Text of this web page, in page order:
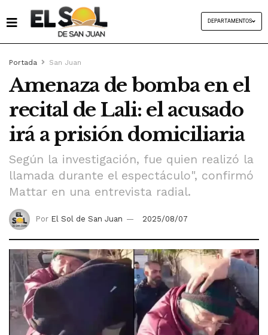
DEPARTAMENTOS
Portada San Juan
Amenaza de bomba en el
recital de Lali: el acusado
irá a prisión domiciliaria
Según la investigación, fue quien realizó la
llamada durante el espectáculo", confirmó
Mattar en una entrevista radial.
Por El Sol de San Juan 2025/08/07